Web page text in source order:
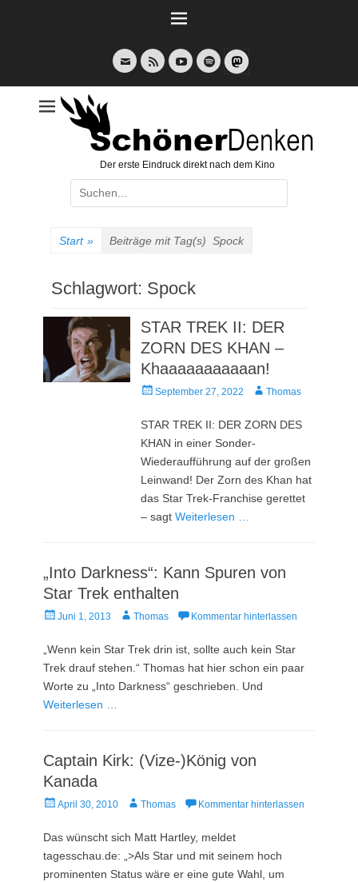
E-
Mail
Feed YouTubeSpotify
Der erste Eindruck direkt nach dem Kino
Suche
nach:
Start » Beiträge mit Tag(s) Spock
Schlagwort: Spock
STAR TREK II: DER
ZORN DES KHAN –
Khaaaaaaaaaaan!
Veröffentlicht
September 27, 2022 AutorThomas
STAR TREK II: DER ZORN DES
KHAN in einer Sonder-
Wiederaufführung auf der großen
Leinwand! Der Zorn des Khan hat
das Star Trek-Franchise gerettet
– sagtWeiterlesen …
„Into Darkness“: Kann Spuren von
Star Trek enthalten
Veröffentlicht
Juni 1, 2013 AutorThomas Kommentar hinterlassen
„Wenn kein Star Trek drin ist, sollte auch kein Star
Trek drauf stehen.“ Thomas hat hier schon ein paar
Worte zu „Into Darkness“ geschrieben. Und
Weiterlesen …
Captain Kirk: (Vize-)König von
Kanada
Veröffentlicht
April 30, 2010 AutorThomas Kommentar hinterlassen
Das wünscht sich Matt Hartley, meldet
tagesschau.de: „>Als Star und mit seinem hoch
prominenten Status wäre er eine gute Wahl, um